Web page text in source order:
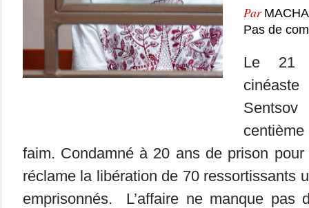
Par
Pas de
Le 21
faim. Condamné à 20 ans de prison
réclame la libération de 70 ressortissants
emprisonnés. L’affaire ne manque pas